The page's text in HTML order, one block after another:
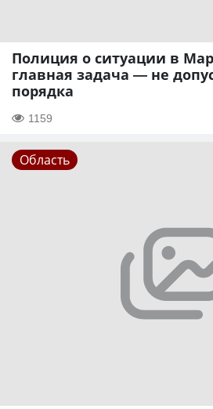
Полиция о ситуации в
главная задача — не
порядка
1159
Область